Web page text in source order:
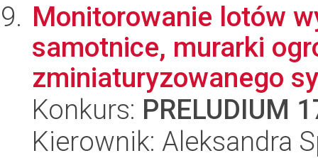
Monitorowanie lotów
samotnice, murarki
zminiaturyzowanego
Konkurs: PRELUDIUM
Kierownik: Aleksandra